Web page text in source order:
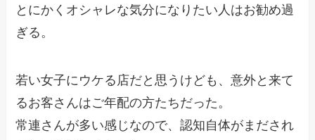
とにかくオシャレな気分になりたい人はお勧め過
ぎる。
若い女子にウケる店だと思うけども、意外と来て
るお客さんはご年配の方たちだった。
常連さんが多い感じなので、認知自体がまだされ